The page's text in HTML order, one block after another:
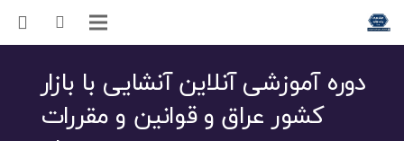
دوره آموزشی آنلاین آنشایی با بازار
کشور عراق و قوانین و مقررات